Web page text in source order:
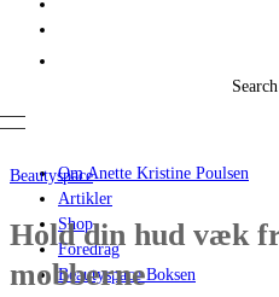
Om Anette Kristine Poulsen
Artikler
Shop
Foredrag
Beautyspace Boksen
Beautyspace
Hold din hud væk
mobberne